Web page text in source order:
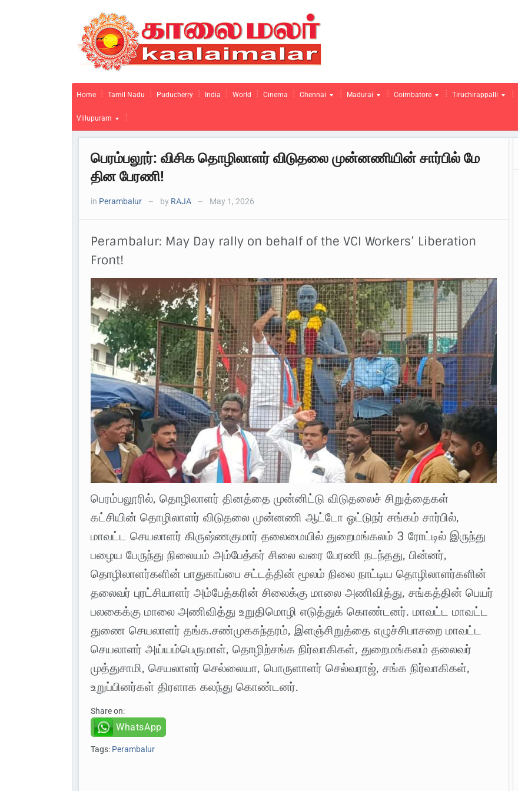
Home Tamil Nadu Puducherry India World Cinema Chennai Madurai Coimbatore Tiruchirappalli
Villupuram
பெரம்பலூர்: விசிக தொழிலாளர் விடுதலை முன்னணியின் சார்பில் மே
தின பேரணி!
in Perambalur — by RAJA — May 1, 2026
Perambalur: May Day rally on behalf of the VCI Workers’ Liberation
Front!
பெரம்பலூரில், தொழிலாளர் தினத்தை முன்னிட்டு விடுதலைச் சிறுத்தைகள்
கட்சியின் தொழிலாளர் விடுதலை முன்னணி ஆட்டோ ஓட்டுநர் சங்கம் சார்பில்,
மாவட்ட செயலாளர் கிருஷ்ணகுமார் தலைமையில் துறைமங்கலம் 3 ரோட்டில் இருந்து
பழைய பேருந்து நிலையம் அம்பேத்கர் சிலை வரை பேரணி நடந்தது, பின்னர்,
தொழிலாளர்களின் பாதுகாப்பை சட்டத்தின் மூலம் நிலை நாட்டிய தொழிலாளர்களின்
தலைவர் புரட்சியாளர் அம்பேத்கரின் சிலைக்கு மாலை அணிவித்து, சங்கத்தின் பெயர்
பலகைக்கு மாலை அணிவித்து உறுதிமொழி எடுத்துக் கொண்டனர். மாவட்ட மாவட்ட
துணை செயலாளர் தங்க.சண்முகசுந்தரம், இளஞ்சிறுத்தை எழுச்சிபாசறை மாவட்ட
செயலாளர் அய்யம்பெருமாள், தொழிற்சங்க நிர்வாகிகள், துறைமங்கலம் தலைவர்
முத்துசாமி, செயலாளர் செல்லையா, பொருளாளர் செல்வராஜ், சங்க நிர்வாகிகள்,
உறுப்பினர்கள் திரளாக கலந்து கொண்டனர்.
Share on:
WhatsApp
Tags: Perambalur